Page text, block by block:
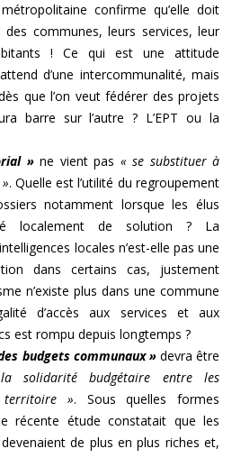
confirme qu’elle doit
des communes, leurs services, leur
! Ce qui est une attitude
d’une intercommunalité, mais
que l’on veut fédérer des projets
barre sur l’autre ? L’EPT ou la
» ne vient pas « se substituer à
. Quelle est l’utilité du regroupement
notamment lorsque les élus
localement de solution ? La
locales n’est-elle pas une
dans certains cas, justement
n’existe plus dans une commune
d’accès aux services et aux
est rompu depuis longtemps ?
budgets communaux » devra être
solidarité budgétaire entre les
». Sous quelles formes
récente étude constatait que les
de plus en plus riches et,